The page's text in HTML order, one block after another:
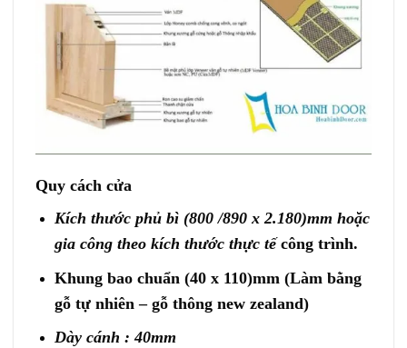
Quy cách cửa
Kích thước phủ bì (800 /890 x 2.180)mm hoặc
gia công theo kích thước thực tếcông trình.
Khung bao chuẩn (40 x 110)mm (Làm bằng
gỗ tự nhiên – gỗ thông new zealand)
Dày cánh : 40mm